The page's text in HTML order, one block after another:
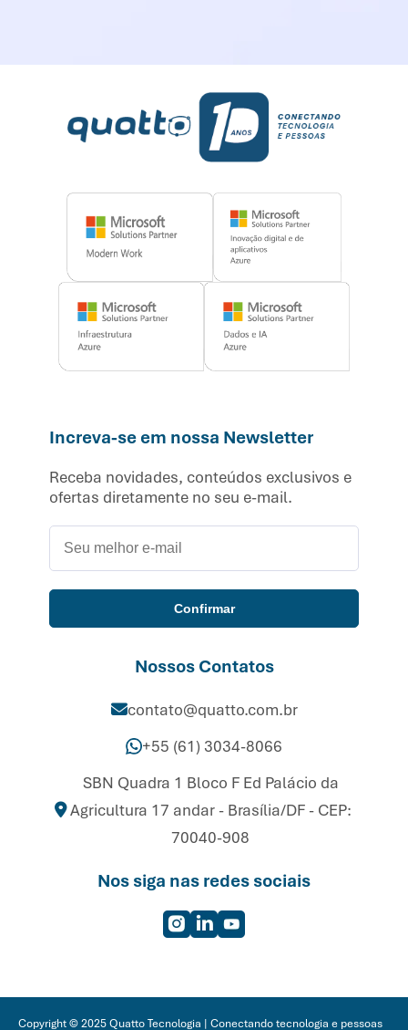
Increva-se em nossa Newsletter
Receba novidades, conteúdos exclusivos e
ofertas diretamente no seu e-mail.
Confirmar
Nossos Contatos
contato@quatto.com.br
+55 (61) 3034-8066
SBN Quadra 1 Bloco F Ed Palácio da
Agricultura 17 andar - Brasília/DF - CEP:
70040-908
Nos siga nas redes sociais
Copyright © 2025 Quatto Tecnologia | Conectando tecnologia e pessoas